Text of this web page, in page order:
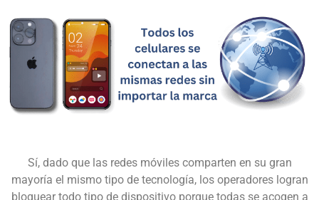
Sí, dado que las redes móviles comparten en su gran
mayoría el mismo tipo de tecnología, los operadores logran
bloquear todo tipo de dispositivo porque todas se acogen a